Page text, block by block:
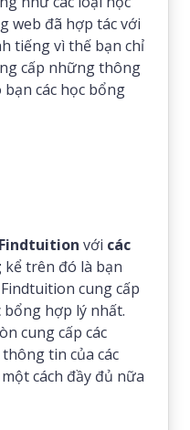
web đã hợp tác với
tiếng vì thế bạn chỉ
cấp những thông
các học bổng
Findtuition với các
kể trên đó là bạn
cung cấp
hợp lý nhất.
cung cấp các
tin của các
cách đầy đủ nữa